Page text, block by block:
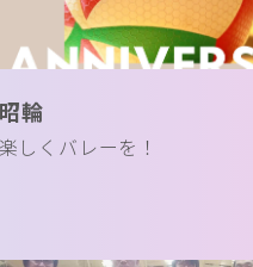
昭輪
楽しくバレーを！